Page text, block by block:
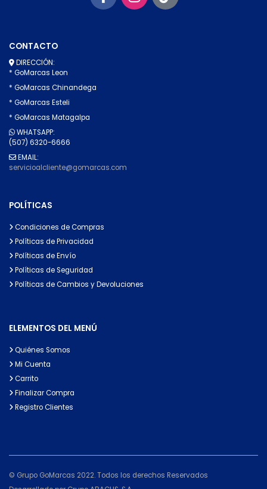
CONTACTO
DIRECCIÓN:
* GoMarcas Leon
* GoMarcas Chinandega
* GoMarcas Esteli
* GoMarcas Matagalpa
WHATSAPP:
(507) 6320-6666
EMAIL:
servicioalcliente@gomarcas.com
POLÍTICAS
Condiciones de Compras
Políticas de Privacidad
Políticas de Envío
Políticas de Seguridad
Políticas de Cambios y Devoluciones
ELEMENTOS DEL MENÚ
Quiénes Somos
Mi Cuenta
Carrito
Finalizar Compra
Registro Clientes
© Grupo GoMarcas 2022. Todos los derechos Reservados